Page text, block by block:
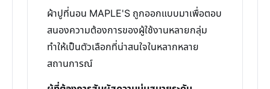
ผ้าปูที่นอน MAPLE'S ถูกออกแบบมาเพื่อตอบ
สนองความต้องการของผู้ใช้งานหลายกลุ่ม
ทำให้เป็นตัวเลือกที่น่าสนใจในหลากหลาย
สถานการณ์